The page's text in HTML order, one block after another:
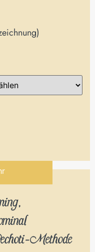
Methode